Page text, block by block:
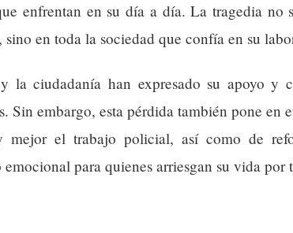
enfrentan en su día a día. La tragedia no
sino en toda la sociedad que confía en su
la ciudadanía han expresado su apoyo y
Sin embargo, esta pérdida también pone en
mejor el trabajo policial, así como de
para quienes arriesgan su vida por